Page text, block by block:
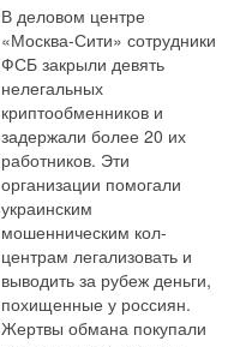
В деловом центре
«Москва-Сити» сотрудники
ФСБ закрыли девять
нелегальных
криптообменников и
задержали более 20 их
работников. Эти
организации помогали
украинским
мошенническим кол-
центрам легализовать и
выводить за рубеж деньги,
похищенные у россиян.
Жертвы обмана покупали